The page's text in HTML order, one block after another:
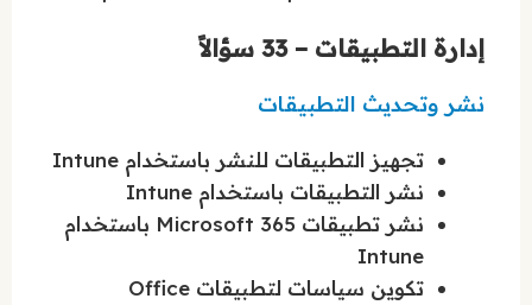
إدارة التطبيقات – 33 سؤالاً
نشر وتحديث التطبيقات
تجهيز التطبيقات للنشر باستخدام Intune
نشر التطبيقات باستخدام Intune
نشر تطبيقات Microsoft 365 باستخدام
Intune
تكوين سياسات لتطبيقات Office